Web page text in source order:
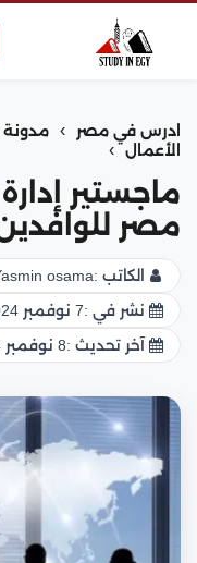
ادرس في مصر › مدونة
الأعمال
›
ماجستير
مصر للوافدين
الكاتب :osama
نشر في :7 نوفمبر 2024
آخر تحديث :8 نوفمبر 2024